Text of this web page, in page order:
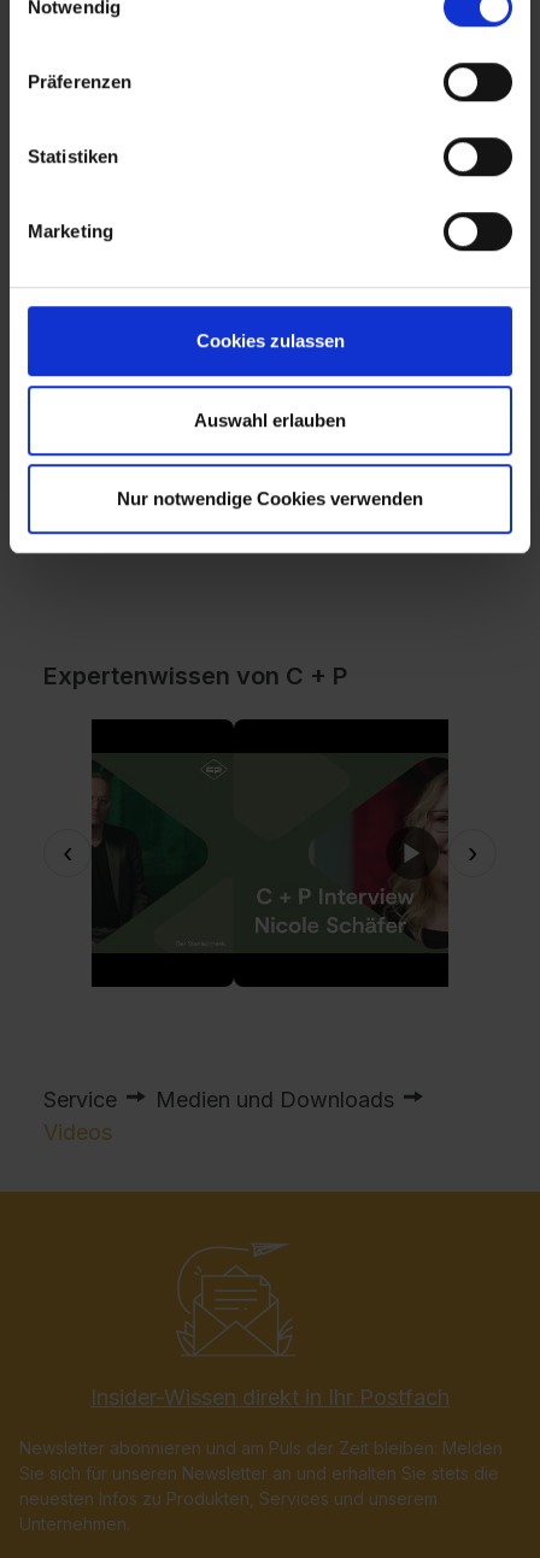
Notwendig
Präferenzen
Statistiken
Marketing
Cookies zulassen
Auswahl erlauben
Nur notwendige Cookies verwenden
Expertenwissen von C + P
‹ ›
Service
Medien und Downloads
Videos
Insider-Wissen direkt in Ihr Postfach
Newsletter abonnieren und am Puls der Zeit bleiben: Melden
Sie sich für unseren Newsletter an und erhalten Sie stets die
neuesten Infos zu Produkten, Services und unserem
Unternehmen.